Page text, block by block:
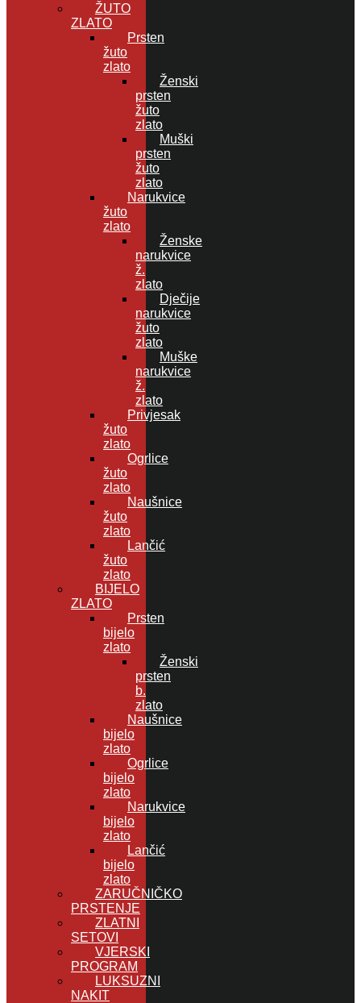
ŽUTO
ZLATO
Prsten
žuto
zlato
Ženski
prsten
žuto
zlato
Muški
prsten
žuto
zlato
Narukvice
žuto
zlato
Ženske
narukvice
ž.
zlato
Dječije
narukvice
žuto
zlato
Muške
narukvice
ž.
zlato
Privjesak
žuto
zlato
Ogrlice
žuto
zlato
Naušnice
žuto
zlato
Lančić
žuto
zlato
BIJELO
ZLATO
Prsten
bijelo
zlato
Ženski
prsten
b.
zlato
Naušnice
bijelo
zlato
Ogrlice
bijelo
zlato
Narukvice
bijelo
zlato
Lančić
bijelo
zlato
ZARUČNIČKO
PRSTENJE
ZLATNI
SETOVI
VJERSKI
PROGRAM
LUKSUZNI
NAKIT